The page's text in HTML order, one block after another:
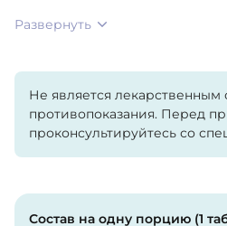
Развернуть
Не является
противопоказания. Перед
проконсультируйтесь со
Состав на одну порцию (1